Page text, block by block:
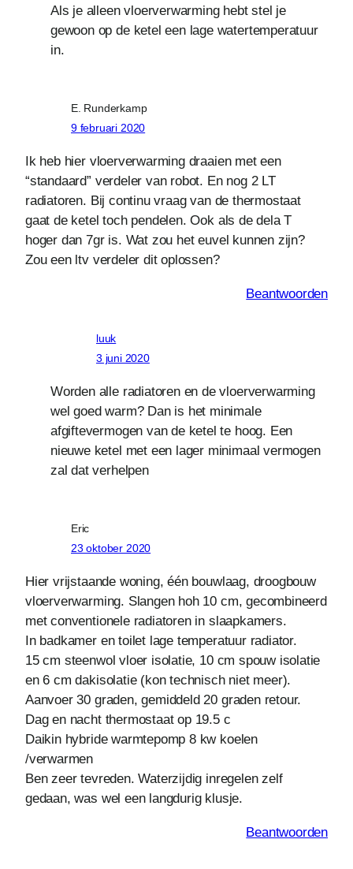
Als je alleen vloerverwarming hebt stel je
gewoon op de ketel een lage watertemperatuur
in.
E. Runderkamp
9 februari 2020
Ik heb hier vloerverwarming draaien met een
“standaard” verdeler van robot. En nog 2 LT
radiatoren. Bij continu vraag van de thermostaat
gaat de ketel toch pendelen. Ook als de dela T
hoger dan 7gr is. Wat zou het euvel kunnen zijn?
Zou een ltv verdeler dit oplossen?
Beantwoorden
luuk
3 juni 2020
Worden alle radiatoren en de vloerverwarming
wel goed warm? Dan is het minimale
afgiftevermogen van de ketel te hoog. Een
nieuwe ketel met een lager minimaal vermogen
zal dat verhelpen
Eric
23 oktober 2020
Hier vrijstaande woning, één bouwlaag, droogbouw
vloerverwarming. Slangen hoh 10 cm, gecombineerd
met conventionele radiatoren in slaapkamers.
In badkamer en toilet lage temperatuur radiator.
15 cm steenwol vloer isolatie, 10 cm spouw isolatie
en 6 cm dakisolatie (kon technisch niet meer).
Aanvoer 30 graden, gemiddeld 20 graden retour.
Dag en nacht thermostaat op 19.5 c
Daikin hybride warmtepomp 8 kw koelen
/verwarmen
Ben zeer tevreden. Waterzijdig inregelen zelf
gedaan, was wel een langdurig klusje.
Beantwoorden